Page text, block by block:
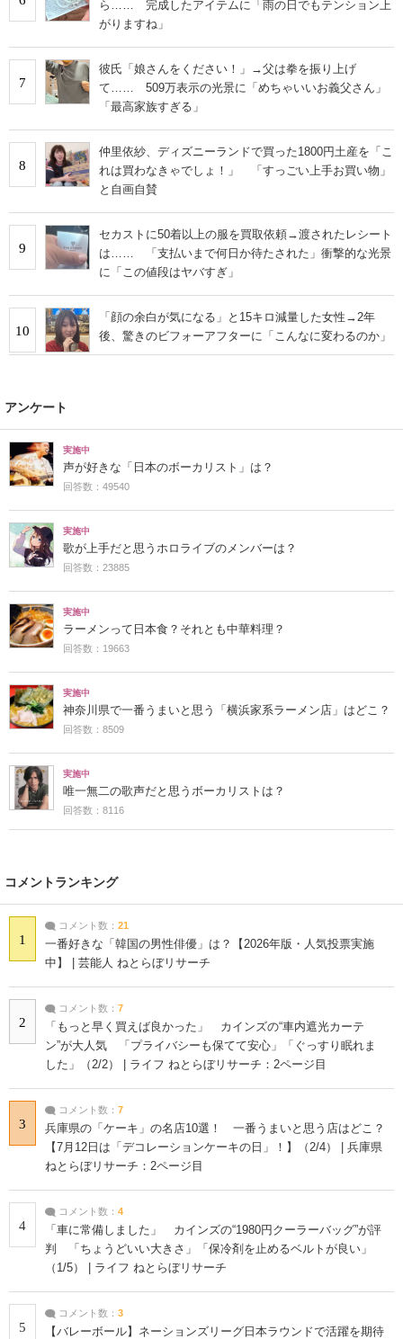
ら…… 完成したアイテムに「雨の日でもテンション上
がりますね」
7
彼氏「娘さんをください！」→父は拳を振り上げ
て…… 509万表示の光景に「めちゃいいお義父さん」
「最高家族すぎる」
8
仲里依紗、ディズニーランドで買った1800円土産を「こ
れは買わなきゃでしょ！」 「すっごい上手お買い物」
と自画自賛
9
セカストに50着以上の服を買取依頼→渡されたレシート
は…… 「支払いまで何日か待たされた」衝撃的な光景
に「この値段はヤバすぎ」
10
「顔の余白が気になる」と15キロ減量した女性→2年
後、驚きのビフォーアフターに「こんなに変わるのか」
アンケート
実施中
声が好きな「日本のボーカリスト」は？
回答数：49540
実施中
歌が上手だと思うホロライブのメンバーは？
回答数：23885
実施中
ラーメンって日本食？それとも中華料理？
回答数：19663
実施中
神奈川県で一番うまいと思う「横浜家系ラーメン店」はどこ？
回答数：8509
実施中
唯一無二の歌声だと思うボーカリストは？
回答数：8116
コメントランキング
1
コメント数： 21
一番好きな「韓国の男性俳優」は？【2026年版・人気投票実施
中】 | 芸能人 ねとらぼリサーチ
2
コメント数： 7
「もっと早く買えば良かった」 カインズの“車内遮光カーテ
ン”が大人気 「プライバシーも保てて安心」「ぐっすり眠れま
した」（2/2） | ライフ ねとらぼリサーチ：2ページ目
3
コメント数： 7
兵庫県の「ケーキ」の名店10選！ 一番うまいと思う店はどこ？
【7月12日は「デコレーションケーキの日」！】（2/4） | 兵庫県
ねとらぼリサーチ：2ページ目
4
コメント数： 4
「車に常備しました」 カインズの“1980円クーラーバッグ”が評
判 「ちょうどいい大きさ」「保冷剤を止めるベルトが良い」
（1/5） | ライフ ねとらぼリサーチ
5
コメント数： 3
【バレーボール】ネーションズリーグ日本ラウンドで活躍を期待